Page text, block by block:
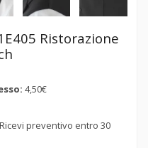
Ristorazione
4,50€
preventivo entro 30